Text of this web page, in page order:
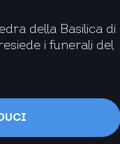
della Basilica di
i funerali del